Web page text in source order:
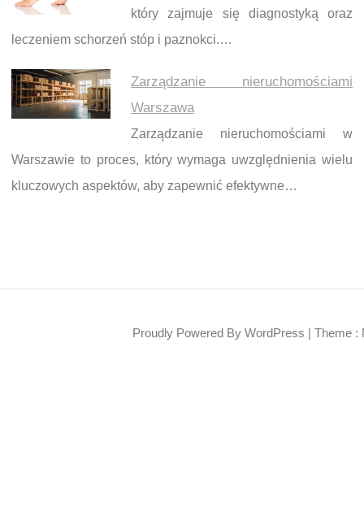
który zajmuje się diagnostyką oraz
leczeniem schorzeń stóp i paznokci.…
Zarządzanie nieruchomościami
Warszawa
Zarządzanie nieruchomościami w
Warszawie to proces, który wymaga uwzględnienia wielu
kluczowych aspektów, aby zapewnić efektywne…
Proudly Powered By WordPress | Theme :